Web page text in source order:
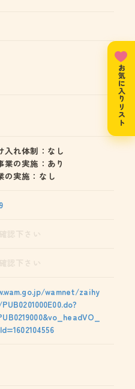
入れ体制：なし
業の実施：あり
の実施：なし
wamnet/zaihy
お気に入りリスト